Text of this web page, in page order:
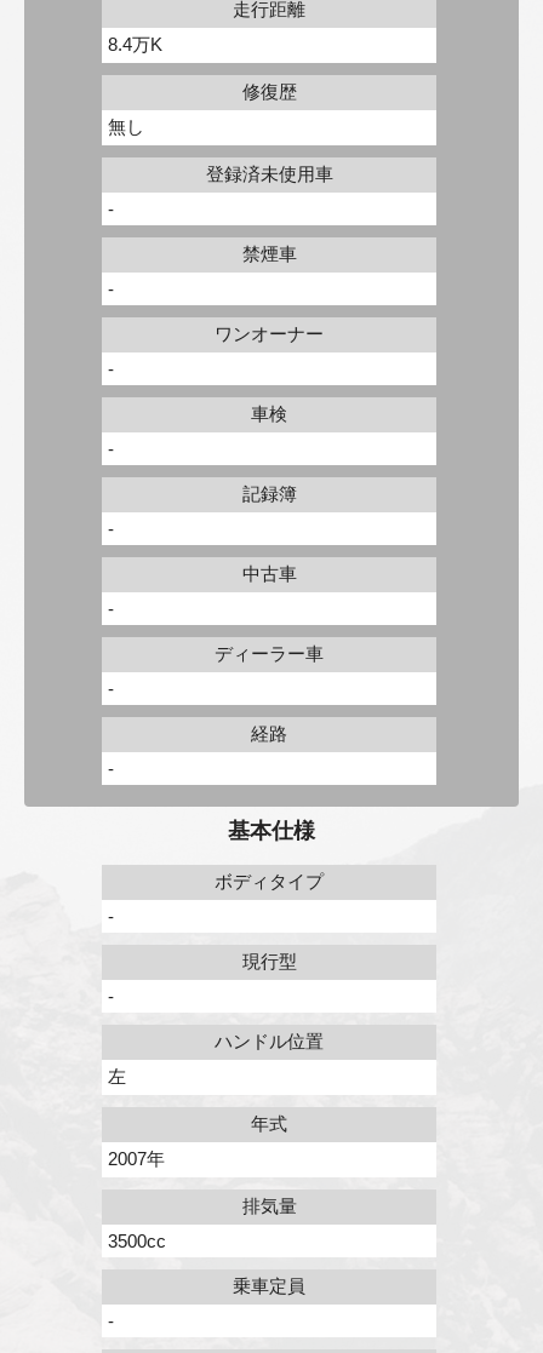
走行距離
8.4万K
修復歴
無し
登録済未使用車
-
禁煙車
-
ワンオーナー
-
車検
-
記録簿
-
中古車
-
ディーラー車
-
経路
-
基本仕様
ボディタイプ
-
現行型
-
ハンドル位置
左
年式
2007年
排気量
3500cc
乗車定員
-